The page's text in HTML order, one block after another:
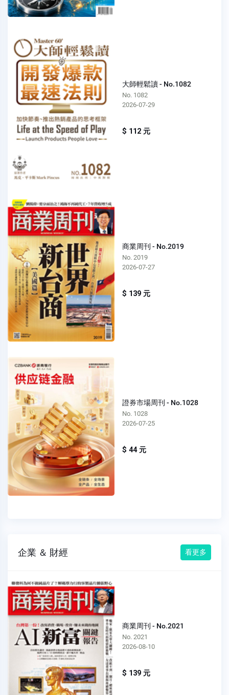
大師輕鬆讀 - No.1082
No. 1082
2026-07-29
$ 112 元
商業周刊 - No.2019
No. 2019
2026-07-27
$ 139 元
證券市場周刊 - No.1028
No. 1028
2026-07-25
$ 44 元
企業 ＆ 財經 看更多
商業周刊 - No.2021
No. 2021
2026-08-10
$ 139 元